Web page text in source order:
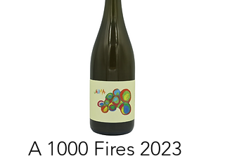
A 1000 Fires 2023